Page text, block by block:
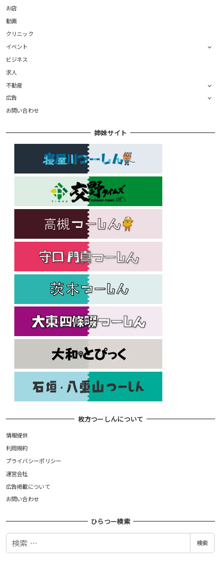
お店
動画
クリニック
イベント
ビジネス
求人
不動産
広告
お問い合わせ
姉妹サイト
枚方つーしんについて
情報提供
利用規約
プライバシーポリシー
運営会社
広告掲載について
お問い合わせ
ひらつー検索
検
検索